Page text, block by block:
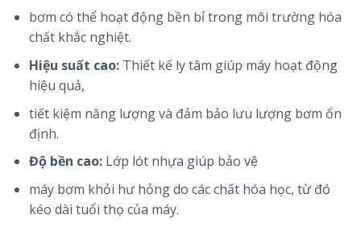
bơm có thể hoạt động bền bỉ trong môi trường hóa
chất khắc nghiệt.
Hiệu suất cao:Thiết kế ly tâm giúp máy hoạt động
hiệu quả,
tiết kiệm năng lượng và đảm bảo lưu lượng bơm ổn
định.
Độ bền cao:Lớp lót nhựa giúp bảo vệ
máy bơm khỏi hư hỏng do các chất hóa học, từ đó
kéo dài tuổi thọ của máy.